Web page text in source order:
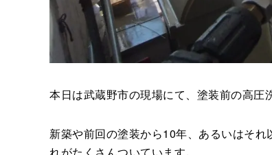
本日は武蔵野市の現場にて、塗装前の高圧
新築や前回の塗装から10年、あるいはそ